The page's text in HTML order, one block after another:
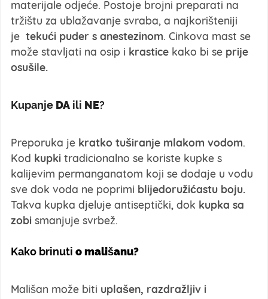
materijale odjeće. Postoje brojni preparati na
tržištu za ublažavanje svraba, a najkorišteniji
je tekući puder s anestezinom. Cinkova mast se
može stavljati na osip i krastice kako bi se prije
osušile.
Kupanje DAili NE?
Preporuka je kratko tuširanje mlakom vodom.
Kod kupki tradicionalno se koriste kupke s
kalijevim permanganatom koji se dodaje u vodu
sve dok voda ne poprimi blijedoružićastu boju.
Takva kupka djeluje antiseptički, dok kupka sa
zobi smanjuje svrbež.
Kako brinuti o mališanu?
Mališan može biti uplašen, razdražljiv i